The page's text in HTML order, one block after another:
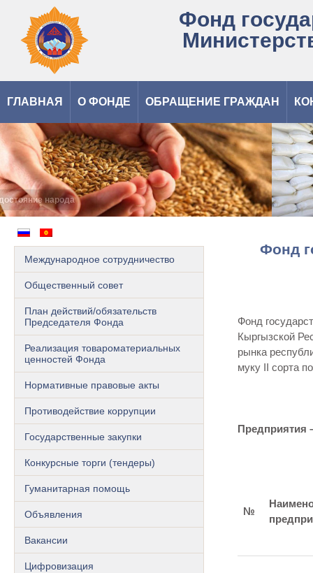
Фонд
ГЛАВНАЯ О ФОНДЕ ОБРАЩЕНИЕ ГРАЖДАН
Запасы государственного резерва – это достояние народа
Международное сотрудничество
Общественный cовет
План действий/обязательств
Председателя Фонда
Реализация товароматериальных
ценностей Фонда
Нормативные правовые акты
Противодействие коррупции
Государственные закупки
Конкурсные торги (тендеры)
Гуманитарная помощь
Объявления
Вакансии
Цифровизация
Фонд
Фонд
Кыргызской
рынка
муку II сорта
Предприятия
№